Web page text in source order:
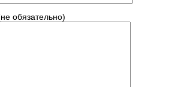
обязательно)